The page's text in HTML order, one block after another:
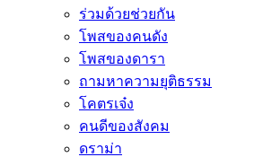
ร่วมด้วยช่วยกัน
โพสของคนดัง
โพสของดารา
ถามหาความยุติธรรม
โคตรเจ๋ง
คนดีของสังคม
ดราม่า